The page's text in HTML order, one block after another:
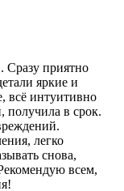
Сразу приятно
яркие и
всё интуитивно
получила в срок.
легко
снова,
всем,